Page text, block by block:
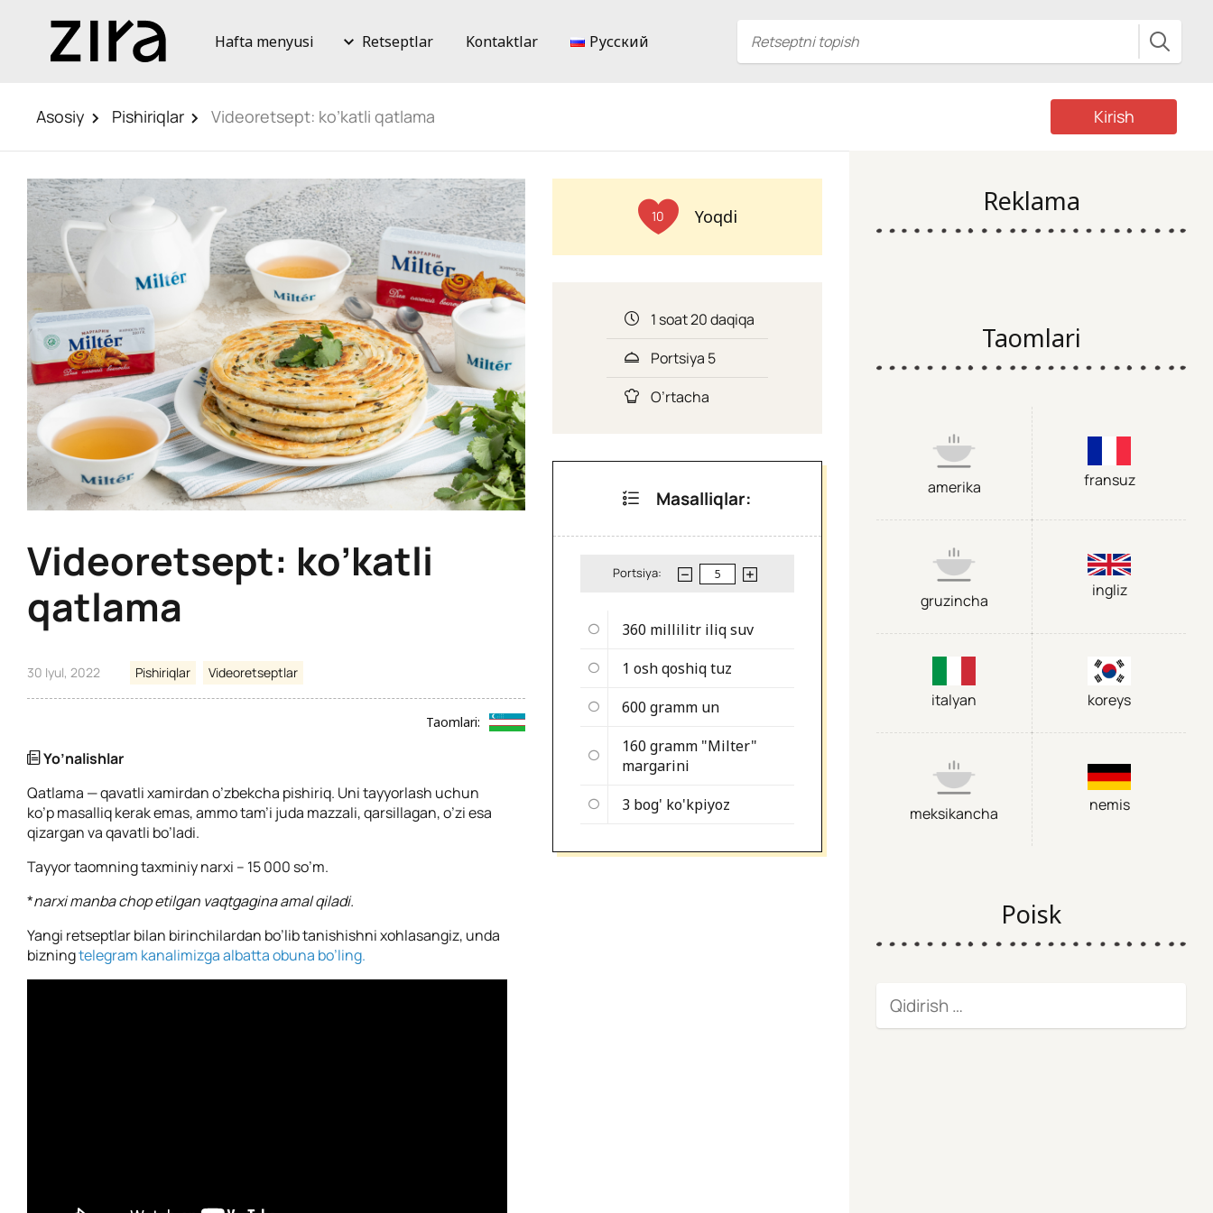
Hafta menyusi Retseptlar Kontaktlar Русский
Asosiy Pishiriqlar Videoretsept: ko’katli qatlama Kirish
Videoretsept: ko’katli
qatlama
30 Iyul, 2022 Pishiriqlar Videoretseptlar
Taomlari:
Yo’nalishlar
Qatlama — qavatli xamirdan o’zbekcha pishiriq. Uni tayyorlash uchun
ko’p masalliq kerak emas, ammo tam’i juda mazzali, qarsillagan, o’zi esa
qizargan va qavatli bo’ladi.
Tayyor taomning taxminiy narxi – 15 000 so’m.
*narxi manba chop etilgan vaqtgagina amal qiladi.
Yangi retseptlar bilan birinchilardan bo’lib tanishishni xohlasangiz, unda
bizningtelegram kanalimizga albatta obuna bo’ling.
10 Yoqdi
1 soat 20 daqiqa
Portsiya 5
O’rtacha
Masalliqlar:
Portsiya:
360 millilitr iliq suv
1 osh qoshiqtuz
600 gramm un
160 gramm "Milter"
margarini
3 bog' ko'kpiyoz
Reklama
Taomlari
amerika fransuz
gruzincha
ingliz
italyan koreys
meksikancha nemis
Poisk